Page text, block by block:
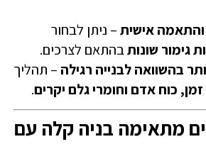
והתאמה אישית– ניתן לבחור
גימור שונותבהתאם לצרכים.
בהשוואה לבנייה רגילה – תהליך
זמן, כוח אדם וחומרי גלם יקרים.
מתאימה בניה קלה עם